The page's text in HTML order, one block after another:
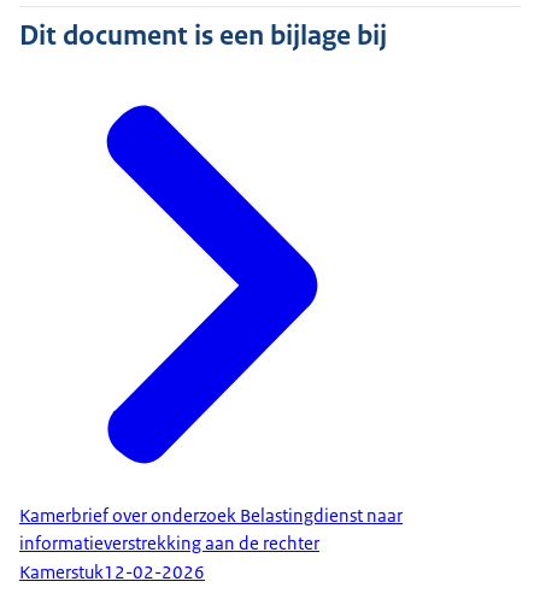
Dit document is een bijlage bij
Kamerbrief over onderzoek Belastingdienst naar
informatieverstrekking aan de rechter
Kamerstuk12-02-2026